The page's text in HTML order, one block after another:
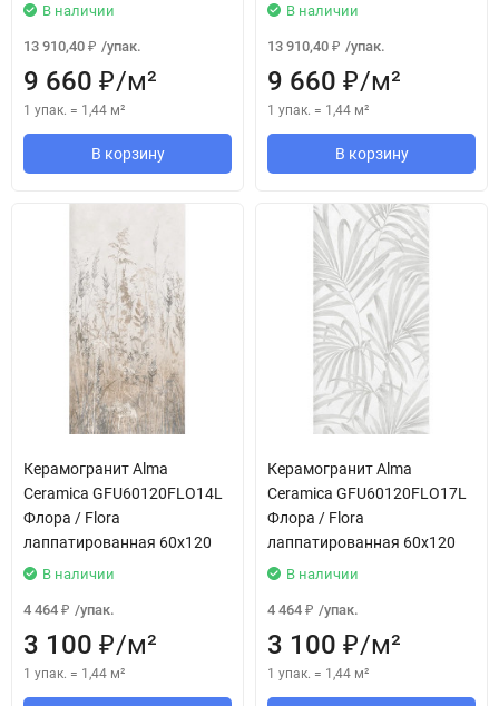
В наличии
13 910,40 ₽ /упак.
9 660 ₽/м²
1 упак. = 1,44 м²
В корзину
В наличии
13 910,40 ₽ /упак.
9 660 ₽/м²
1 упак. = 1,44 м²
В корзину
Керамогранит Alma
Ceramica GFU60120FLO14L
Флора / Flora
лаппатированная 60x120
В наличии
4 464 ₽ /упак.
3 100 ₽/м²
1 упак. = 1,44 м²
Керамогранит Alma
Ceramica GFU60120FLO17L
Флора / Flora
лаппатированная 60x120
В наличии
4 464 ₽ /упак.
3 100 ₽/м²
1 упак. = 1,44 м²